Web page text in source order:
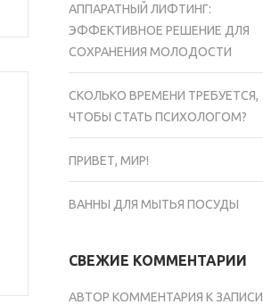
АППАРАТНЫЙ ЛИФТИНГ:
ЭФФЕКТИВНОЕ РЕШЕНИЕ ДЛЯ
СОХРАНЕНИЯ МОЛОДОСТИ
СКОЛЬКО ВРЕМЕНИ ТРЕБУЕТСЯ,
ЧТОБЫ СТАТЬ ПСИХОЛОГОМ?
ПРИВЕТ, МИР!
ВАННЫ ДЛЯ МЫТЬЯ ПОСУДЫ
СВЕЖИЕ КОММЕНТАРИИ
АВТОР КОММЕНТАРИЯ К ЗАПИСИ